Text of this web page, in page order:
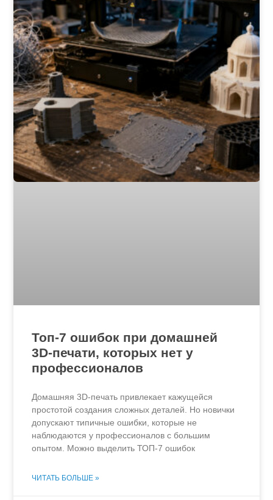
Топ-7 ошибок при домашней
3D-печати, которых нет у
профессионалов
Домашняя 3D-печать привлекает кажущейся
простотой создания сложных деталей. Но новички
допускают типичные ошибки, которые не
наблюдаются у профессионалов с большим
опытом. Можно выделить ТОП-7 ошибок
ЧИТАТЬ БОЛЬШЕ »